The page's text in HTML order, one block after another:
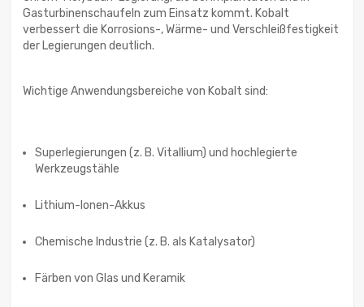
Gasturbinenschaufeln zum Einsatz kommt. Kobalt
verbessert die Korrosions-, Wärme- und Verschleißfestigkeit
der Legierungen deutlich.
Wichtige Anwendungsbereiche von Kobalt sind:
Superlegierungen (z. B. Vitallium) und hochlegierte
Werkzeugstähle
Lithium-Ionen-Akkus
Chemische Industrie (z. B. als Katalysator)
Färben von Glas und Keramik